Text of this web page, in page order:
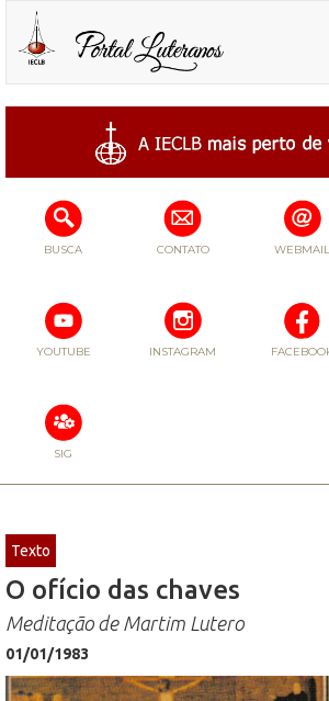
BUSCA CONTATO WEBMAIL
YOUTUBE INSTAGRAM
SIG
Texto
O ofício das chaves
Meditação de Martim Lutero
01/01/1983